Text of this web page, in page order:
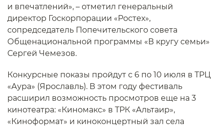
и впечатлений», – отметил генеральный
директор Госкорпорации «Ростех»,
сопредседатель Попечительского совета
Общенациональной программы «В кругу семьи»
Сергей Чемезов.
Конкурсные показы пройдут с 6 по 10 июля в ТРЦ
«Аура» (Ярославль). В этом году фестиваль
расширил возможность просмотров еще на 3
кинотеатра: «Киномакс» в ТРК «Альтаир»,
«Киноформат» и киноконцертный зал села